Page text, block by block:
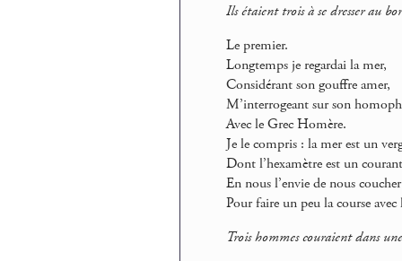
Ils étaient trois à se dresser au
Le premier.
Longtemps je regardai la mer,
Considérant son gouffre amer,
M’interrogeant sur son
Avec le Grec Homère.
Je le compris : la mer est un
Dont l’hexamètre est un
En nous l’envie de nous coucher
Pour faire un peu la course avec
Trois hommes couraient dans